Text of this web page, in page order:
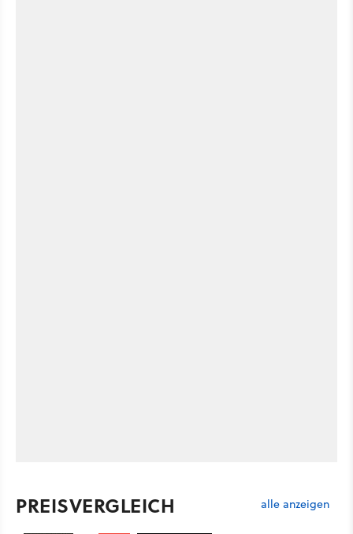
PREISVERGLEICH alle anzeigen